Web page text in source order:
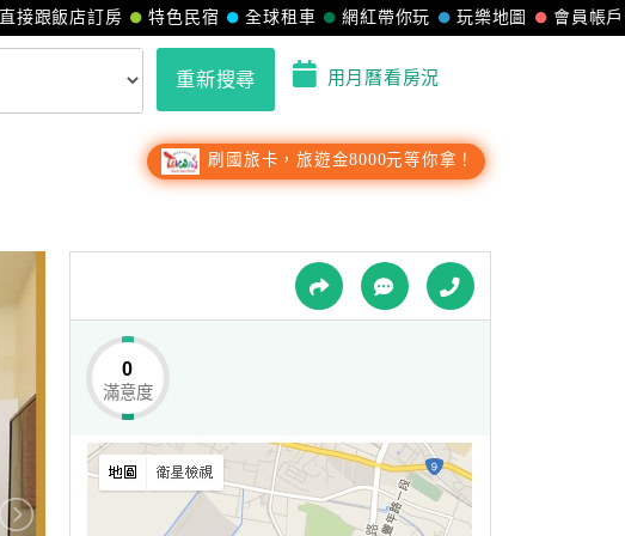
會員帳戶
玩樂地圖
網紅帶你玩
全球租車
特色民宿
直接跟飯店訂房
重新搜尋 用月曆看房況
刷國旅卡，旅遊金8000元等你拿！
0
滿意度